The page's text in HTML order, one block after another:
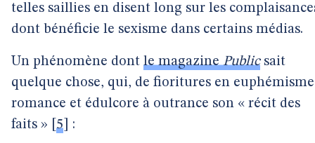
telles saillies en disent long sur les
dont bénéficie le sexisme dans certains médias.
Un phénomène dont le magazinePublicsait
quelque chose, qui, de fioritures en
romance et édulcore à outrance son « récit des
faits »
5 :